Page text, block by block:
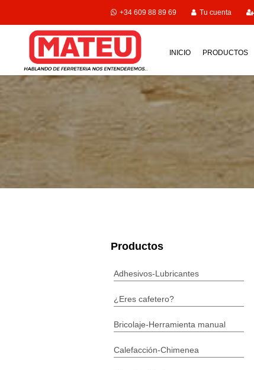
+34 609 88 89 69 Tu cuenta
INICIO PRODUCTOS
Productos
Adhesivos-Lubricantes
¿Eres cafetero?
Bricolaje-Herramienta manual
Calefacción-Chimenea